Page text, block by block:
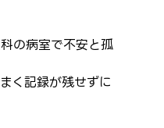
の病室で不安と孤
く記録が残せずに